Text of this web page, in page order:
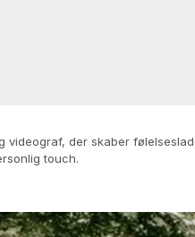
videograf, der skaber
touch.